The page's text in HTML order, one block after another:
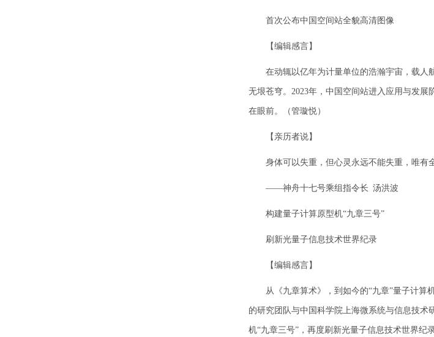
首次公布中国空间站全貌高清图像
【编辑感言】
在动辄以亿年为计量单位的浩瀚宇宙，载人
无垠苍穹。2023年，中国空间站进入应用与发
在眼前。（管璇悦）
【亲历者说】
身体可以失重，但心灵永远不能失重，唯有
——神舟十七号乘组指令长 汤洪波
构建量子计算原型机“九章三号”
刷新光量子信息技术世界纪录
【编辑感言】
从《九章算术》，到如今的“九章”量子计
的研究团队与中国科学院上海微系统与信息技术
机“九章三号”，再度刷新光量子信息技术世界